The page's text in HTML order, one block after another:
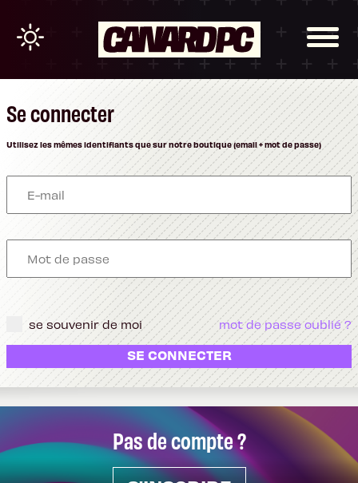
Pas de compte ?
Se connecter
Utilisez les mêmes identifiants que sur notre boutique (email + mot de passe)
se souvenir de moi mot de passe oublié ?
SE CONNECTER